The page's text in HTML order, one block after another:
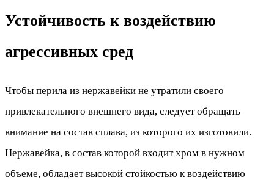
Устойчивость к воздействию
агрессивных сред
Чтобы перила из нержавейки не утратили своего
привлекательного внешнего вида, следует обращать
внимание на состав сплава, из которого их изготовили.
Нержавейка, в состав которой входит хром в нужном
объеме, обладает высокой стойкостью к воздействию